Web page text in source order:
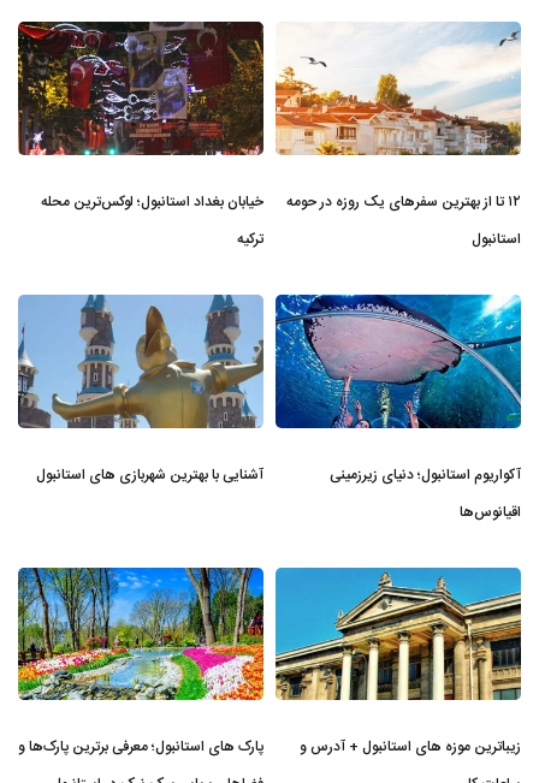
۱۲ تا از بهترین سفرهای یک روزه در حومه
استانبول
خیابان بغداد استانبول؛ لوکس‌ترین محله
ترکیه
آکواریوم استانبول؛ دنیای زیرزمینی
اقیانوس‌ها
آشنایی با بهترین شهربازی های استانبول
زیباترین موزه‌ های استانبول + آدرس و
پارک های استانبول؛ معرفی برترین پارک‌ها و